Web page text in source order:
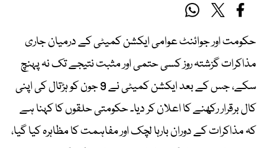
حکومت اور جوائنٹ عوامی ایکشن کمیٹی کے درمیان جاری
مذاکرات گزشتہ روز کسی حتمی اور مثبت نتیجے تک نہ پہنچ
سکے، جس کے بعد ایکشن کمیٹی نے 9 جون کو ہڑتال کی اپنی
کال برقرار رکھنے کا اعلان کر دیا۔ حکومتی حلقوں کا کہنا ہے
کہ مذاکرات کے دوران بارہا لچک اور مفاہمت کا مظاہرہ کیا گیا،